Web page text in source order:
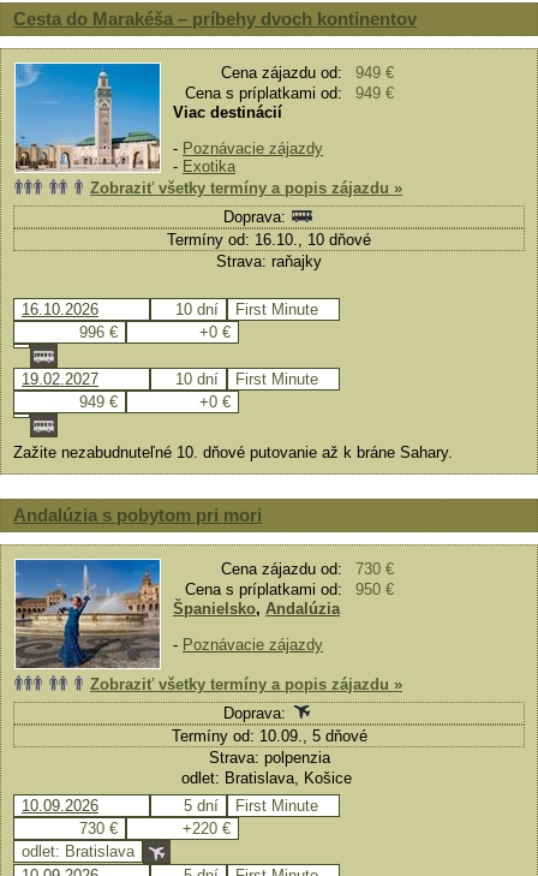
Cesta do Marakéša – príbehy dvoch kontinentov
Cena zájazdu od:
949 €
Cena s príplatkami od:
949 €
Viac destinácií
- Poznávacie zájazdy
- Exotika
Zobraziť všetky termíny a popis zájazdu »
Doprava:
Termíny od: 16.10., 10 dňové
Strava: raňajky
16.10.2026 10 dní
First Minute
996 €
+0 €
19.02.2027 10 dní
First Minute
949 €
+0 €
Zažite nezabudnuteľné 10. dňové putovanie až k bráne Sahary.
Andalúzia s pobytom pri mori
Cena zájazdu od:
730 €
Cena s príplatkami od:
950 €
Španielsko, Andalúzia
- Poznávacie zájazdy
Zobraziť všetky termíny a popis zájazdu »
Doprava:
Termíny od: 10.09., 5 dňové
Strava: polpenzia
odlet: Bratislava, Košice
10.09.2026
5 dní
First Minute
730 €
+220 €
odlet: Bratislava